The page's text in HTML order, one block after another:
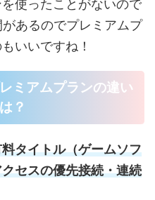
使ったことがないので
あるのでプレミアムプ
いいですね！
ミアムプランの違い
は？
タイトル（ゲームソフ
セスの優先接続・連続